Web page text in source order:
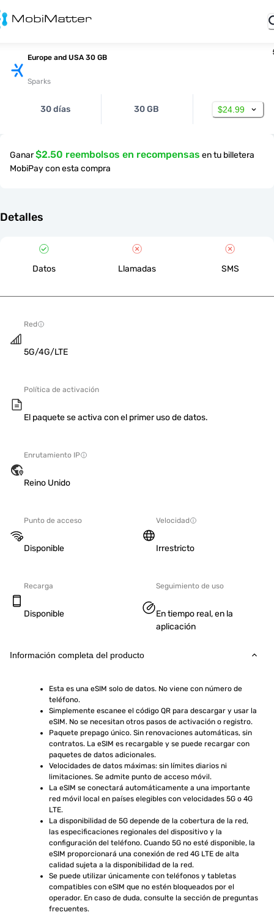
Europe and USA 30 GB
Sparks
30 días 30 GB $24.99
Ganar$2.50 reembolsos en recompensas en tu billetera
MobiPay con esta compra
Detalles
Datos Llamadas SMS
Red
5G/4G/LTE
Política de activación
El paquete se activa con el primer uso de datos.
Enrutamiento IP
Reino Unido
Punto de acceso
Disponible
Velocidad
Irrestricto
Recarga
Disponible
Seguimiento de uso
En tiempo real, en la
aplicación
Información completa del producto
Esta es una eSIM solo de datos. No viene con número de
teléfono.
Simplemente escanee el código QR para descargar y usar la
eSIM. No se necesitan otros pasos de activación o registro.
Paquete prepago único. Sin renovaciones automáticas, sin
contratos. La eSIM es recargable y se puede recargar con
paquetes de datos adicionales.
Velocidades de datos máximas: sin límites diarios ni
limitaciones. Se admite punto de acceso móvil.
La eSIM se conectará automáticamente a una importante
red móvil local en países elegibles con velocidades 5G o 4G
LTE.
La disponibilidad de 5G depende de la cobertura de la red,
las especificaciones regionales del dispositivo y la
configuración del teléfono. Cuando 5G no esté disponible, la
eSIM proporcionará una conexión de red 4G LTE de alta
calidad sujeta a la disponibilidad de la red.
Se puede utilizar únicamente con teléfonos y tabletas
compatibles con eSIM que no estén bloqueados por el
operador. En caso de duda, consulte la sección de preguntas
frecuentes.